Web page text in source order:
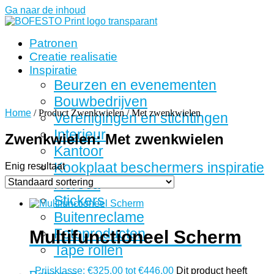
Ga naar de inhoud
Patronen
Creatie realisatie
Inspiratie
Beurzen en evenementen
Bouwbedrijven
Verenigingen en stichtingen
Interieur
Kantoor
Kookplaat beschermers inspiratie
Horeca
Stickers
Buitenreclame
Fotoproducten
Tape rollen
Home / Product Zwenkwielen / Met zwenkwielen
Zwenkwielen: Met zwenkwielen
Enig resultaat
Multifunctioneel Scherm
- Prijsklasse: €325,00 tot €446,00 Dit product heeft